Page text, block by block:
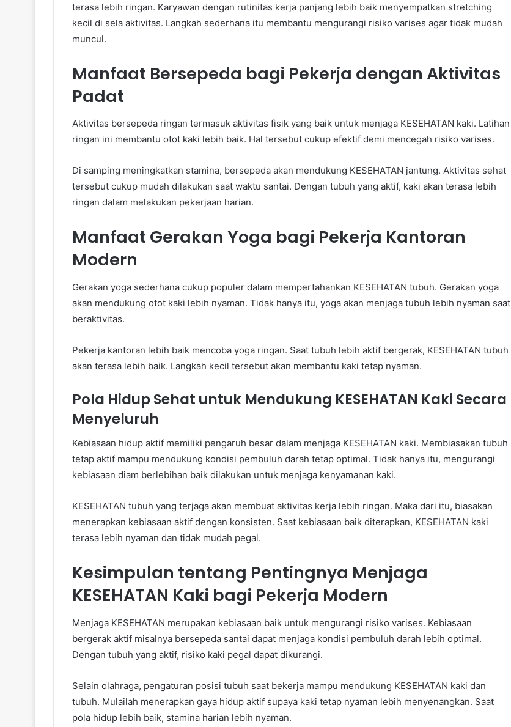
terasa lebih ringan. Karyawan dengan rutinitas kerja panjang lebih baik menyempatkan stretching
kecil di sela aktivitas. Langkah sederhana itu membantu mengurangi risiko varises agar tidak mudah
muncul.
Manfaat Bersepeda bagi Pekerja dengan Aktivitas
Padat
Aktivitas bersepeda ringan termasuk aktivitas fisik yang baik untuk menjaga KESEHATAN kaki. Latihan
ringan ini membantu otot kaki lebih baik. Hal tersebut cukup efektif demi mencegah risiko varises.
Di samping meningkatkan stamina, bersepeda akan mendukung KESEHATAN jantung. Aktivitas sehat
tersebut cukup mudah dilakukan saat waktu santai. Dengan tubuh yang aktif, kaki akan terasa lebih
ringan dalam melakukan pekerjaan harian.
Manfaat Gerakan Yoga bagi Pekerja Kantoran
Modern
Gerakan yoga sederhana cukup populer dalam mempertahankan KESEHATAN tubuh. Gerakan yoga
akan mendukung otot kaki lebih nyaman. Tidak hanya itu, yoga akan menjaga tubuh lebih nyaman saat
beraktivitas.
Pekerja kantoran lebih baik mencoba yoga ringan. Saat tubuh lebih aktif bergerak, KESEHATAN tubuh
akan terasa lebih baik. Langkah kecil tersebut akan membantu kaki tetap nyaman.
Pola Hidup Sehat untuk Mendukung KESEHATAN Kaki Secara
Menyeluruh
Kebiasaan hidup aktif memiliki pengaruh besar dalam menjaga KESEHATAN kaki. Membiasakan tubuh
tetap aktif mampu mendukung kondisi pembuluh darah tetap optimal. Tidak hanya itu, mengurangi
kebiasaan diam berlebihan baik dilakukan untuk menjaga kenyamanan kaki.
KESEHATAN tubuh yang terjaga akan membuat aktivitas kerja lebih ringan. Maka dari itu, biasakan
menerapkan kebiasaan aktif dengan konsisten. Saat kebiasaan baik diterapkan, KESEHATAN kaki
terasa lebih nyaman dan tidak mudah pegal.
Kesimpulan tentang Pentingnya Menjaga
KESEHATAN Kaki bagi Pekerja Modern
Menjaga KESEHATAN merupakan kebiasaan baik untuk mengurangi risiko varises. Kebiasaan
bergerak aktif misalnya bersepeda santai dapat menjaga kondisi pembuluh darah lebih optimal.
Dengan tubuh yang aktif, risiko kaki pegal dapat dikurangi.
Selain olahraga, pengaturan posisi tubuh saat bekerja mampu mendukung KESEHATAN kaki dan
tubuh. Mulailah menerapkan gaya hidup aktif supaya kaki tetap nyaman lebih menyenangkan. Saat
pola hidup lebih baik, stamina harian lebih nyaman.